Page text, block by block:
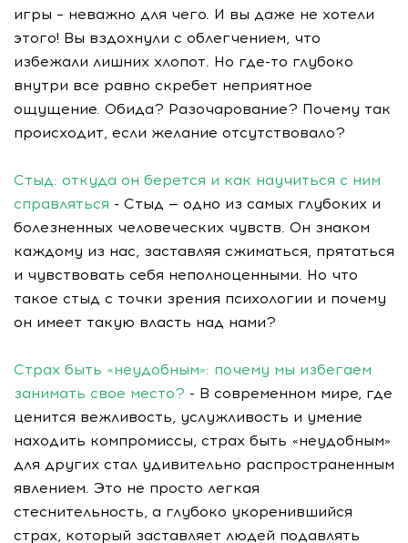
игры – неважно для чего. И вы даже не хотели
этого! Вы вздохнули с облегчением, что
избежали лишних хлопот. Но где-то глубоко
внутри все равно скребет неприятное
ощущение. Обида? Разочарование? Почему так
происходит, если желание отсутствовало?
Стыд: откуда он берется и как научиться с ним
справляться - Стыд — одно из самых глубоких и
болезненных человеческих чувств. Он знаком
каждому из нас, заставляя сжиматься, прятаться
и чувствовать себя неполноценными. Но что
такое стыд с точки зрения психологии и почему
он имеет такую власть над нами?
Страх быть «неудобным»: почему мы избегаем
занимать свое место? - В современном мире, где
ценится вежливость, услужливость и умение
находить компромиссы, страх быть «неудобным»
для других стал удивительно распространенным
явлением. Это не просто легкая
стеснительность, а глубоко укоренившийся
страх, который заставляет людей подавлять